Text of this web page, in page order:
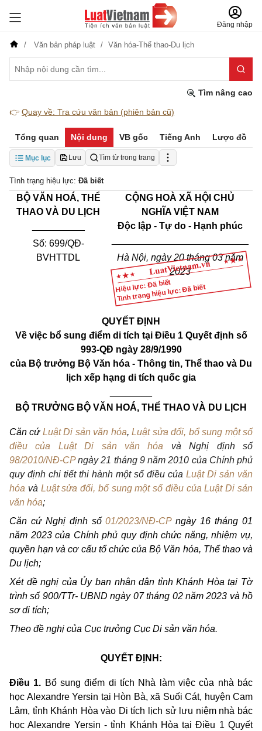
Đăng nhập
Văn bản pháp luật Văn hóa-Thể thao-Du lịch
Tìm nâng cao
👉 Quay về: Tra cứu văn bản (phiên bản cũ)
Tổng quan Nội dung VB gốc Tiếng Anh Lược đồ
Mục lục Lưu Tìm từ trong trang
Tình trạng hiệu lực: Đã biết
Hiệu lực: Đã biết
Tình trạng hiệu lực: Đã biết
BỘ VĂN HOÁ, THỂ
THAO VÀ DU LỊCH
Số: 699/QĐ-
BVHTTDL
CỘNG HOÀ XÃ HỘI CHỦ
NGHĨA VIỆT NAM
Độc lập - Tự do - Hạnh phúc
Hà Nội, ngày 20 tháng 03 năm
2023
QUYẾT ĐỊNH
Về việc bổ sung điểm di tích tại Điều 1 Quyết định số
993-QĐ ngày 28/9/1990
của Bộ trưởng Bộ Văn hóa - Thông tin, Thể thao và Du
lịch xếp hạng di tích quốc gia
BỘ TRƯỞNG BỘ VĂN HOÁ, THỂ THAO VÀ DU LỊCH
Căn cứ Luật Di sản văn hóa,Luật sửa đổi, bổ sung một số
điều của Luật Di sản văn hóa và Nghị định số
98/2010/NĐ-CPngày 21 tháng 9 năm 2010 của Chính phủ
quy định chi tiết thi hành một số điều của Luật Di sản văn
hóa và Luật sửa đổi, bổ sung một số điều của Luật Di sản
văn hóa;
Căn cứ Nghị định số01/2023/NĐ-CPngày 16 tháng 01
năm 2023 của Chính phủ quy định chức năng, nhiệm vụ,
quyền hạn và cơ cấu tổ chức của Bộ Văn hóa, Thểthao và
Du lịch;
Xét đề nghị của Ủy ban nhân dân tỉnh Khánh Hòa tại Tờ
trình số 900/TTr- UBND ngày 07 tháng 02 năm 2023 và hồ
sơ di tích;
Theo đề nghị của Cục trưởng Cục Di sản văn hóa.
QUYẾT ĐỊNH:
Điều 1. Bổ sung điểm di tích Nhà làm việc của nhà bác
học Alexandre Yersin tại Hòn Bà, xã Suối Cát, huyện Cam
Lâm, tỉnh Khánh Hòa vào Di tích lịch sử lưu niệm nhà bác
học Alexandre Yersin - tỉnh Khánh Hòa tại Điều 1 Quyết